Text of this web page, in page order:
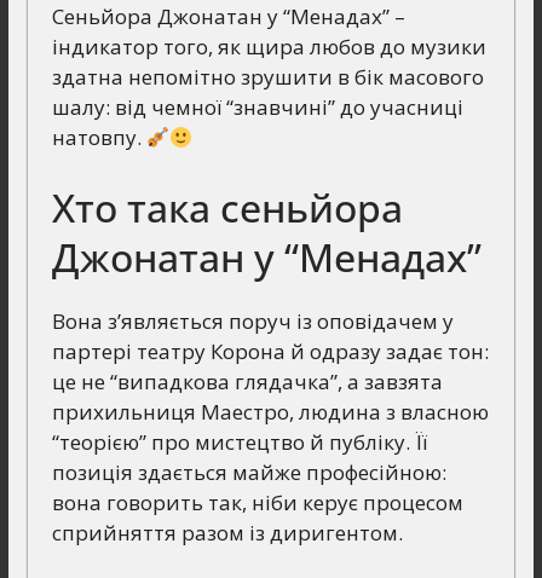
Сеньйора Джонатан у “Менадах” –
індикатор того, як щира любов до музики
здатна непомітно зрушити в бік масового
шалу: від чемної “знавчині” до учасниці
натовпу.
Хто така сеньйора
Джонатан у “Менадах”
Вона з’являється поруч із оповідачем у
партері театру Корона й одразу задає тон:
це не “випадкова глядачка”, а завзята
прихильниця Маестро, людина з власною
“теорією” про мистецтво й публіку. Її
позиція здається майже професійною:
вона говорить так, ніби керує процесом
сприйняття разом із диригентом.